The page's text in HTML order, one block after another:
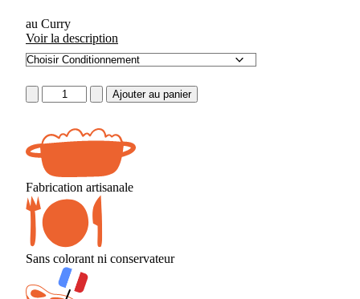
au Curry
Voir la description
quantité
de
de
Ajouter au panier
Fabrication artisanale
Sans colorant ni conservateur